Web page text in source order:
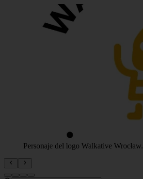
Personaje del logo Walkative Wrocław.